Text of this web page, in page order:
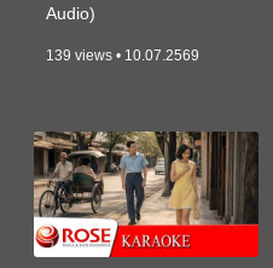
Audio)
139 views • 10.07.2569